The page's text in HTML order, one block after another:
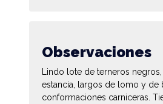
Observaciones
Lindo lote de terneros
estancia, largos de lomo y de
conformaciones carniceras.